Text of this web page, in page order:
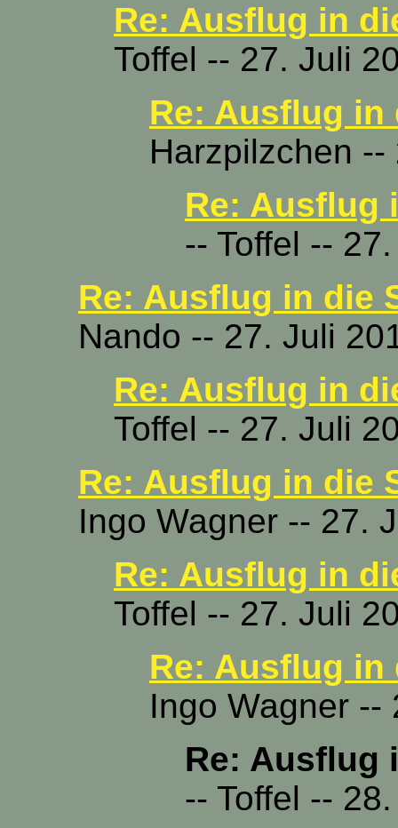
Re: Ausflug in
Toffel -- 27. Juli
Re: Ausflug in
Harzpilzchen
Re: Ausflug
-- Toffel --
Re: Ausflug in die
Nando -- 27. Juli
Re: Ausflug in
Toffel -- 27. Juli
Re: Ausflug in die
Ingo Wagner -- 27.
Re: Ausflug in
Toffel -- 27. Juli
Re: Ausflug in
Ingo Wagner --
Re: Ausflug
-- Toffel --